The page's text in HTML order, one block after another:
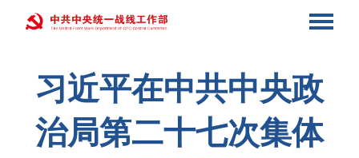
习近平在中共中央政
治局第二十七次集体